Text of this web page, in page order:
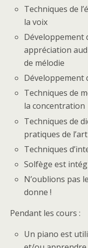
Techniques de
la voix
Développement
appréciation
de mélodie
Développement
Techniques de
la concentration
Techniques de
pratiques de
Techniques
Solfège est
N’oublions pas
donne !
Pendant les cours :
Un piano est